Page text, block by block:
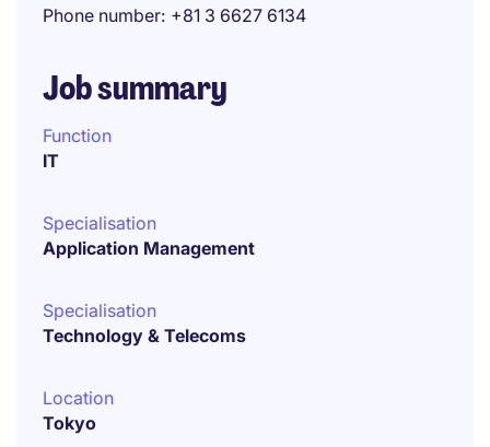
Phone number +81 3 6627 6134
Job summary
Function
IT
Specialisation
Application Management
Specialisation
Technology & Telecoms
Location
Tokyo